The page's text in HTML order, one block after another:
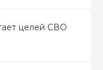
целей СВО